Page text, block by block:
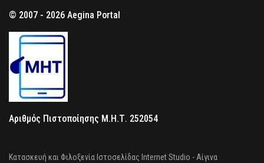
© 2007 - 2026 Aegina Portal
Αριθμός Πιστοποίησης Μ.Η.Τ. 252054
Κατασκευή και Φιλοξενία Ιστοσελίδας Internet Studio - Αίγινα